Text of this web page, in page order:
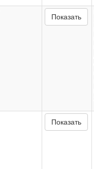
Показать
Показать